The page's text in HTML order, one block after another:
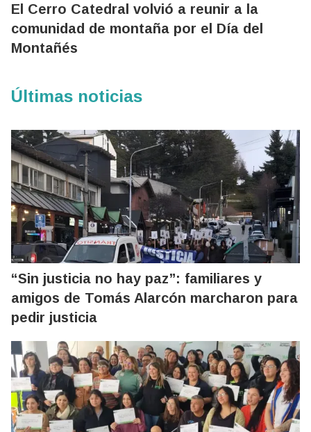
El Cerro Catedral volvió a reunir a la
comunidad de montaña por el Día del
Montañés
Últimas noticias
“Sin justicia no hay paz”: familiares y
amigos de Tomás Alarcón marcharon para
pedir justicia